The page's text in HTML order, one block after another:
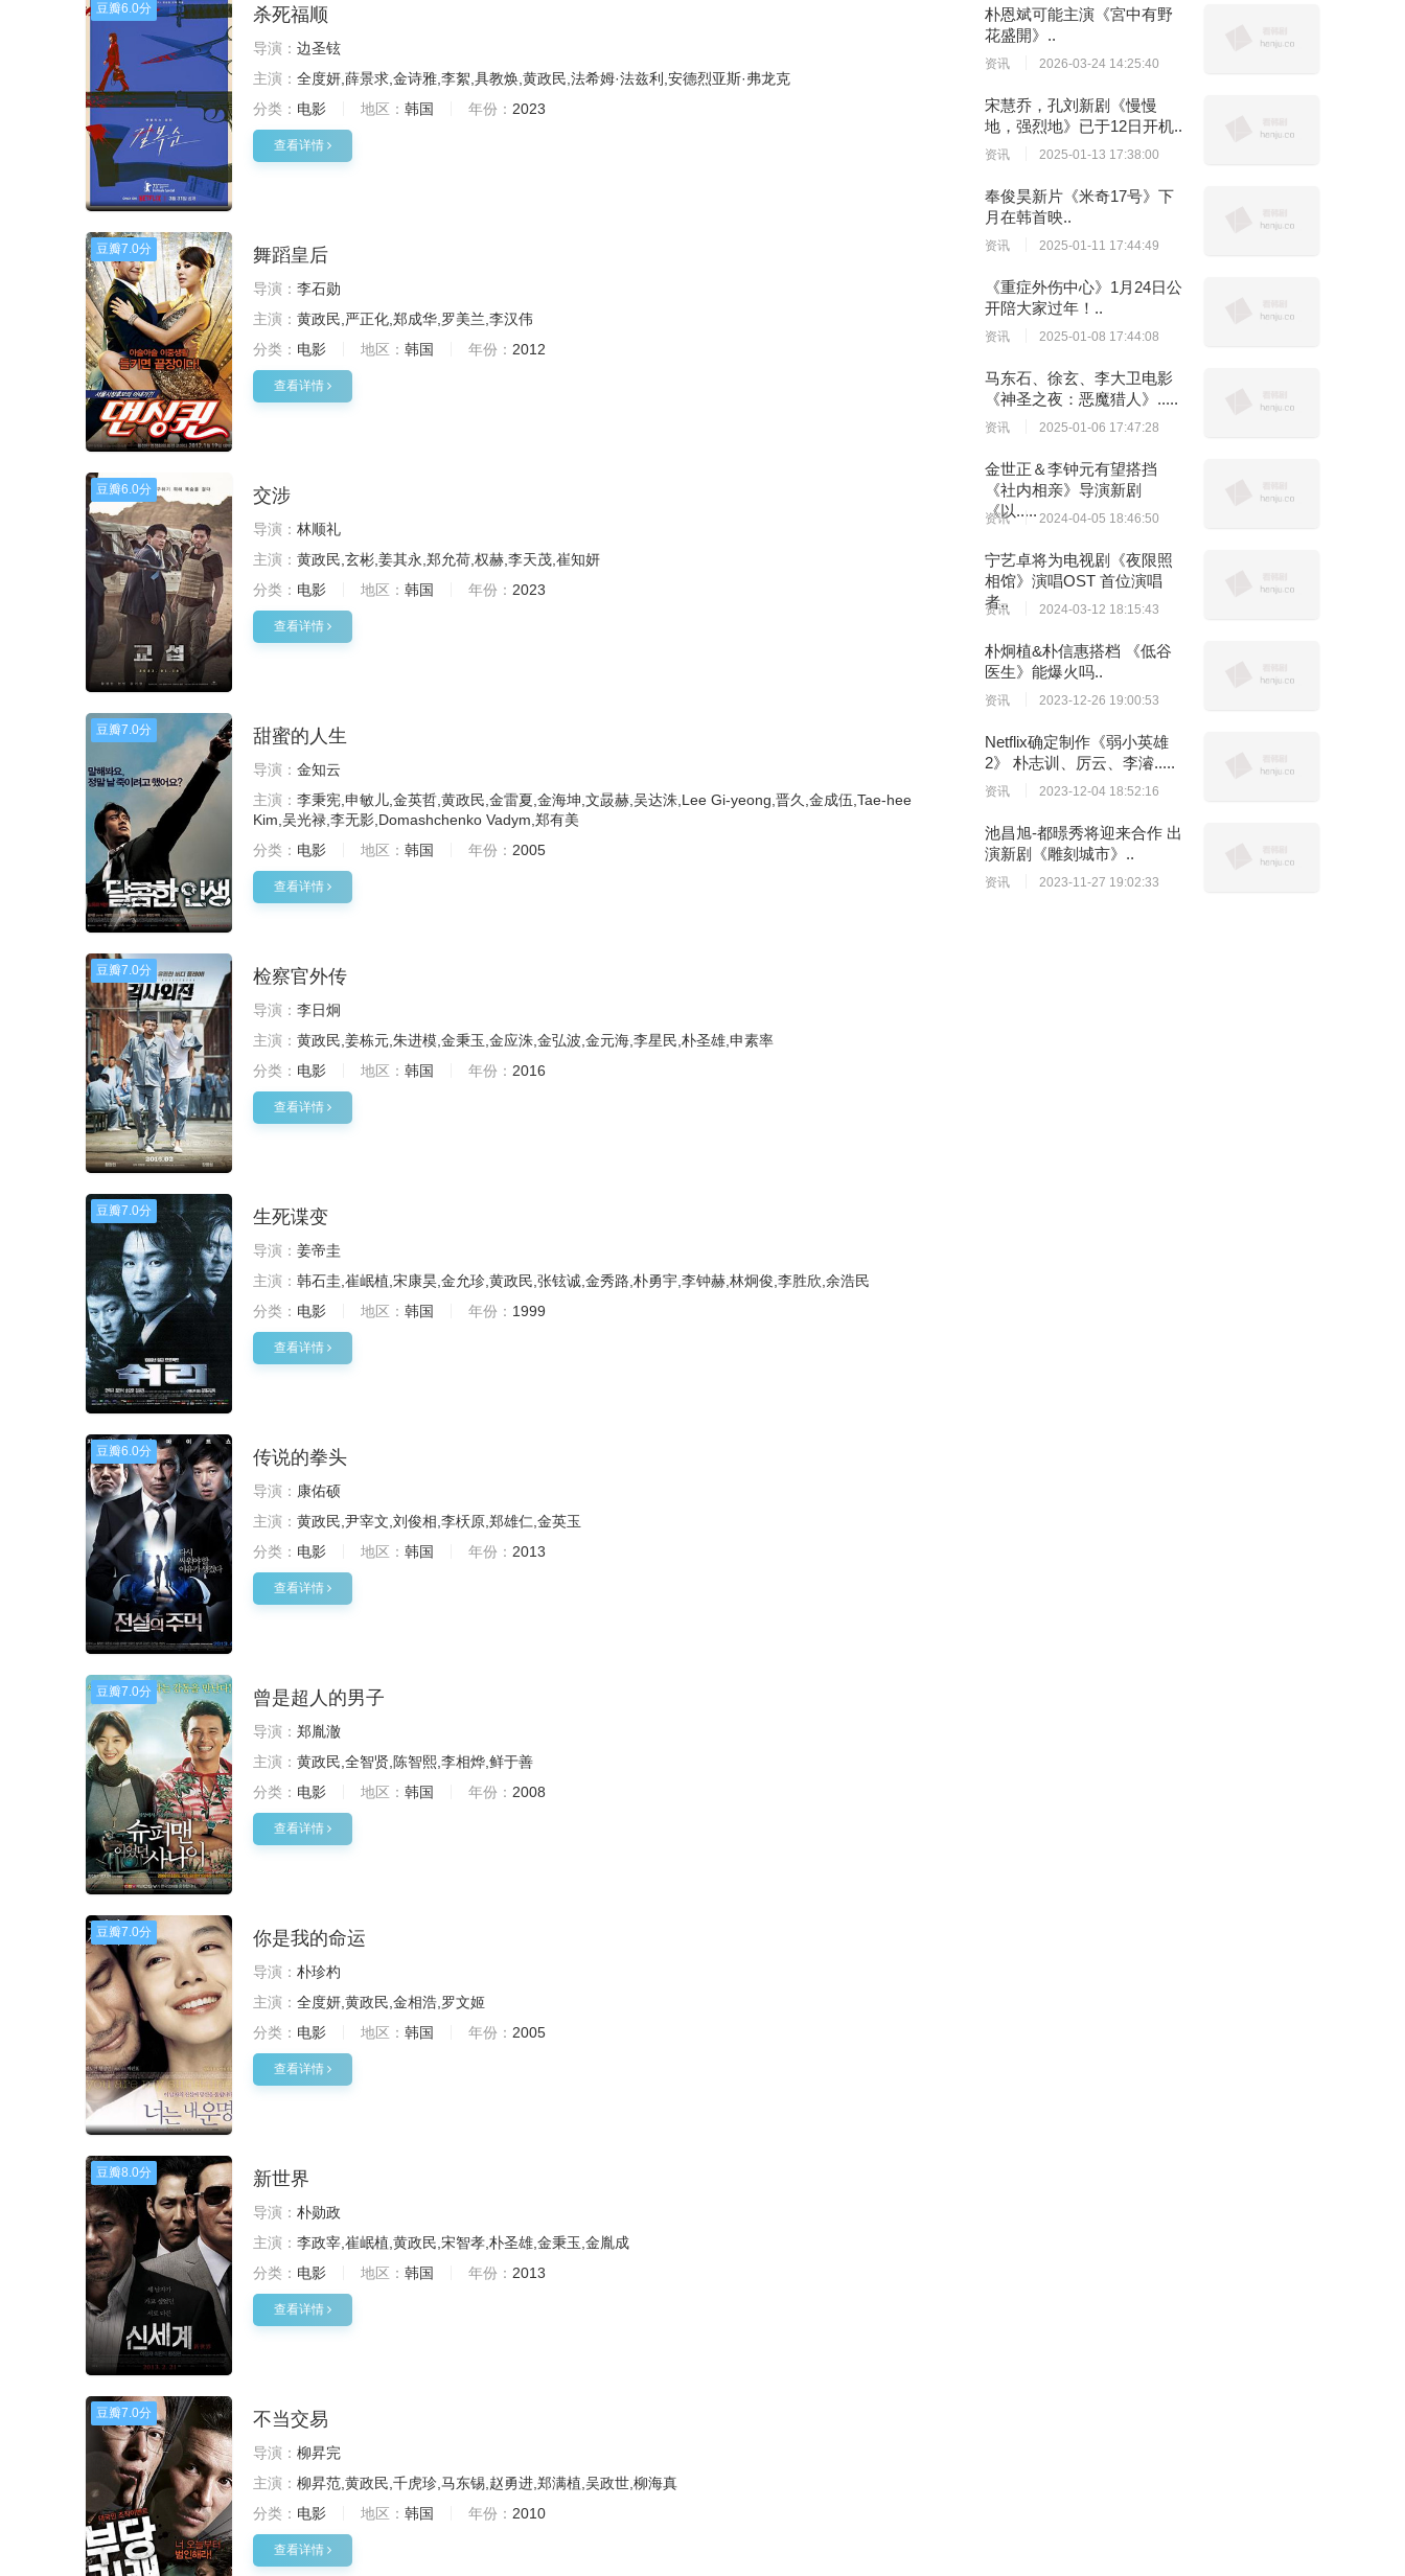
豆瓣6.0分 杀死福顺
导演： 边圣铉
主演： 全度妍,薛景求,金诗雅,李絮,具教焕,黄政民,法希姆·法兹利,安德烈亚斯·弗龙克
分类： 电影 地区： 韩国 年份： 2023
查看详情
豆瓣7.0分 舞蹈皇后
导演： 李石勋
主演： 黄政民,严正化,郑成华,罗美兰,李汉伟
分类： 电影 地区： 韩国 年份： 2012
查看详情
豆瓣6.0分 交涉
导演： 林顺礼
主演： 黄政民,玄彬,姜其永,郑允荷,权赫,李天茂,崔知妍
分类： 电影 地区： 韩国 年份： 2023
查看详情
豆瓣7.0分 甜蜜的人生
导演： 金知云
主演： 李秉宪,申敏儿,金英哲,黄政民,金雷夏,金海坤,文晸赫,吴达洙,Lee Gi-yeong,晋久,金成伍,Tae-hee
Kim,吴光禄,李无影,Domashchenko Vadym,郑有美
分类： 电影 地区： 韩国 年份： 2005
查看详情
豆瓣7.0分 检察官外传
导演： 李日炯
主演： 黄政民,姜栋元,朱进模,金秉玉,金应洙,金弘波,金元海,李星民,朴圣雄,申素率
分类： 电影 地区： 韩国 年份： 2016
查看详情
豆瓣7.0分 生死谍变
导演： 姜帝圭
主演： 韩石圭,崔岷植,宋康昊,金允珍,黄政民,张铉诚,金秀路,朴勇宇,李钟赫,林炯俊,李胜欣,余浩民
分类： 电影 地区： 韩国 年份： 1999
查看详情
豆瓣6.0分 传说的拳头
导演： 康佑硕
主演： 黄政民,尹宰文,刘俊相,李枖原,郑雄仁,金英玉
分类： 电影 地区： 韩国 年份： 2013
查看详情
豆瓣7.0分 曾是超人的男子
导演： 郑胤澈
主演： 黄政民,全智贤,陈智熙,李相烨,鲜于善
分类： 电影 地区： 韩国 年份： 2008
查看详情
豆瓣7.0分 你是我的命运
导演： 朴珍杓
主演： 全度妍,黄政民,金相浩,罗文姬
分类： 电影 地区： 韩国 年份： 2005
查看详情
豆瓣8.0分 新世界
导演： 朴勋政
主演： 李政宰,崔岷植,黄政民,宋智孝,朴圣雄,金秉玉,金胤成
分类： 电影 地区： 韩国 年份： 2013
查看详情
豆瓣7.0分 不当交易
导演： 柳昇完
主演： 柳昇范,黄政民,千虎珍,马东锡,赵勇进,郑满植,吴政世,柳海真
分类： 电影 地区： 韩国 年份： 2010
查看详情
朴恩斌可能主演《宮中有野
花盛開》..
资讯 2026-03-24 14:25:40
宋慧乔，孔刘新剧《慢慢
地，强烈地》已于12日开机..
资讯 2025-01-13 17:38:00
奉俊昊新片《米奇17号》下
月在韩首映..
资讯 2025-01-11 17:44:49
《重症外伤中心》1月24日公
开陪大家过年！..
资讯 2025-01-08 17:44:08
马东石、徐玄、李大卫电影
《神圣之夜：恶魔猎人》.....
资讯 2025-01-06 17:47:28
金世正＆李钟元有望搭挡
《社内相亲》导演新剧
《以.....
资讯 2024-04-05 18:46:50
宁艺卓将为电视剧《夜限照
相馆》演唱OST 首位演唱
者..
资讯 2024-03-12 18:15:43
朴炯植&朴信惠搭档 《低谷
医生》能爆火吗..
资讯 2023-12-26 19:00:53
Netflix确定制作《弱小英雄
2》 朴志训、厉云、李濬.....
资讯 2023-12-04 18:52:16
池昌旭-都暻秀将迎来合作 出
演新剧《雕刻城市》..
资讯 2023-11-27 19:02:33